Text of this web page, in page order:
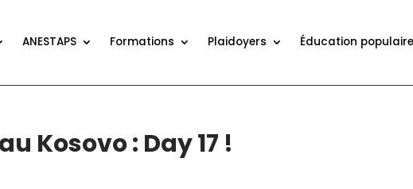
ANESTAPS Formations Plaidoyers Éducation populaire
Kosovo : Day 17 !